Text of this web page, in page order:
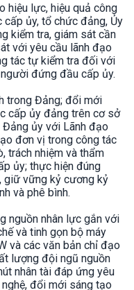
hiệu lực, hiệu quả công
cấp ủy, tổ chức đảng, Ủy
kiểm tra, giám sát cần
với yêu cầu lãnh đạo
tác tự kiểm tra đối với
đứng đầu cấp ủy.
trong Đảng; đổi mới
cấp ủy đảng trên cơ sở
ủy với Lãnh đạo
đơn vị trong công tác
trách nhiệm và thẩm
ủy; thực hiện đúng
giữ vững kỷ cương kỷ
và phê bình.
nguồn nhân lực gắn với
và tinh gọn bộ máy
và các văn bản chỉ đạo
lượng đội ngũ nguồn
nhân tài đáp ứng yêu
đổi mới sáng tạo